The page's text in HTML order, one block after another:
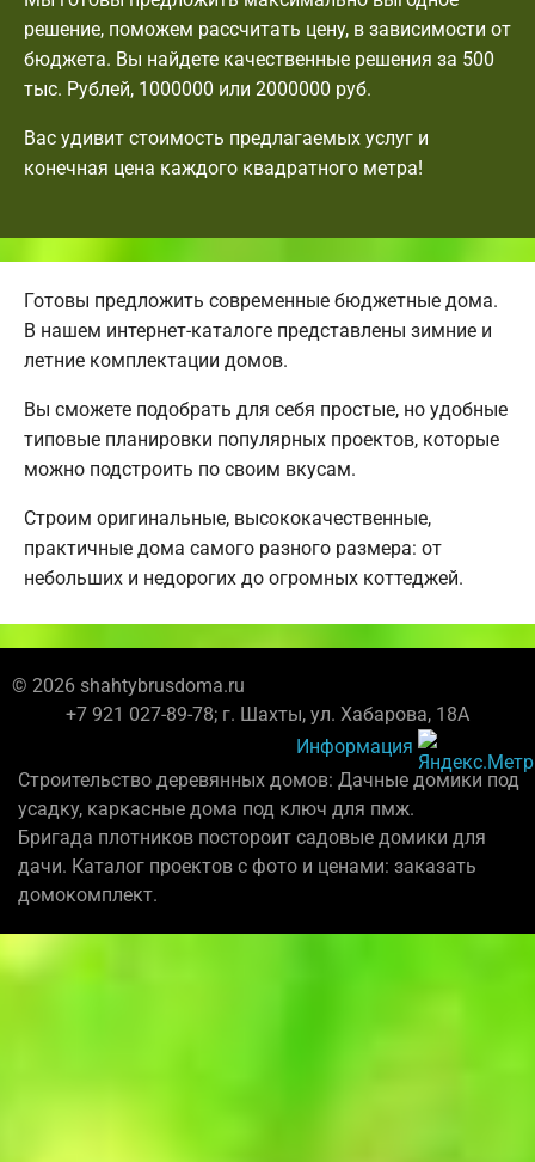
решение, поможем рассчитать цену, в зависимости от
бюджета. Вы найдете качественные решения за 500
тыс. Рублей, 1000000 или 2000000 руб.
Вас удивит стоимость предлагаемых услуг и
конечная цена каждого квадратного метра!
Готовы предложить современные бюджетные дома.
В нашем интернет-каталоге представлены зимние и
летние комплектации домов.
Вы сможете подобрать для себя простые, но удобные
типовые планировки популярных проектов, которые
можно подстроить по своим вкусам.
Строим оригинальные, высококачественные,
практичные дома самого разного размера: от
небольших и недорогих до огромных коттеджей.
© 2026 shahtybrusdoma.ru
+7 921 027-89-78; г. Шахты, ул. Хабарова, 18А
Информация
Строительство деревянных домов: Дачные домики под
усадку, каркасные дома под ключ для пмж.
Бригада плотников постороит садовые домики для
дачи. Каталог проектов с фото и ценами: заказать
домокомплект.